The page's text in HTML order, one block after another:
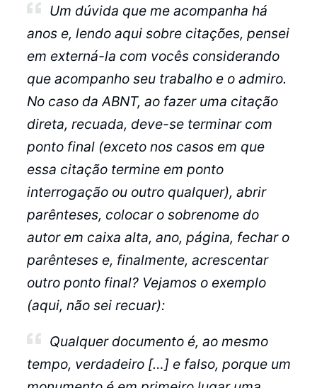
Um dúvida que me acompanha há
anos e, lendo aqui sobre citações, pensei
em externá-la com vocês considerando
que acompanho seu trabalho e o admiro.
No caso da ABNT, ao fazer uma citação
direta, recuada, deve-se terminar com
ponto final (exceto nos casos em que
essa citação termine em ponto
interrogação ou outro qualquer), abrir
parênteses, colocar o sobrenome do
autor em caixa alta, ano, página, fechar o
parênteses e, finalmente, acrescentar
outro ponto final? Vejamos o exemplo
(aqui, não sei recuar):
Qualquer documento é, ao mesmo
tempo, verdadeiro […] e falso, porque um